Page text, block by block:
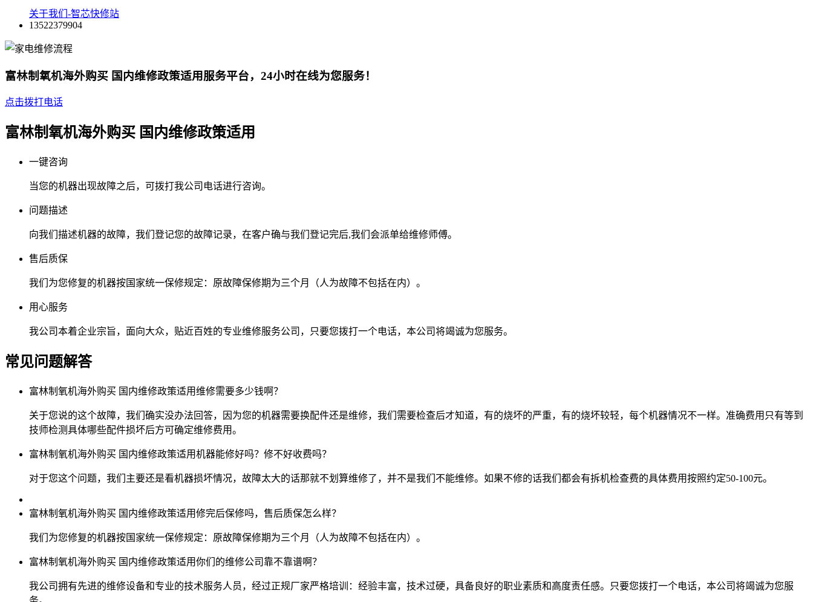
关于我们-智芯快修站
13522379904
富林制氧机海外购买 国内维修政策适用服务平台，24小时在线为您服务！
点击拨打电话
富林制氧机海外购买 国内维修政策适用
一键咨询
当您的机器出现故障之后，可拨打我公司电话进行咨询。
问题描述
向我们描述机器的故障，我们登记您的故障记录，在客户确与我们登记完后,我们会派单给维修师傅。
售后质保
我们为您修复的机器按国家统一保修规定：原故障保修期为三个月（人为故障不包括在内）。
用心服务
我公司本着企业宗旨，面向大众，贴近百姓的专业维修服务公司，只要您拨打一个电话，本公司将竭诚为您服务。
常见问题解答
富林制氧机海外购买 国内维修政策适用维修需要多少钱啊？
关于您说的这个故障，我们确实没办法回答，因为您的机器需要换配件还是维修，我们需要检查后才知道，有的烧坏的严重，有的烧坏较轻，每个机器情况不一样。准确费用只有等到
技师检测具体哪些配件损坏后方可确定维修费用。
富林制氧机海外购买 国内维修政策适用机器能修好吗？修不好收费吗？
对于您这个问题，我们主要还是看机器损坏情况，故障太大的话那就不划算维修了，并不是我们不能维修。如果不修的话我们都会有拆机检查费的具体费用按照约定50-100元。
富林制氧机海外购买 国内维修政策适用修完后保修吗，售后质保怎么样？
我们为您修复的机器按国家统一保修规定：原故障保修期为三个月（人为故障不包括在内）。
富林制氧机海外购买 国内维修政策适用你们的维修公司靠不靠谱啊？
我公司拥有先进的维修设备和专业的技术服务人员，经过正规厂家严格培训：经验丰富，技术过硬，具备良好的职业素质和高度责任感。只要您拨打一个电话，本公司将竭诚为您服